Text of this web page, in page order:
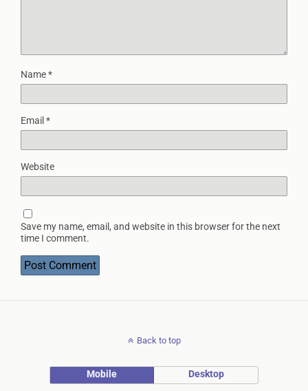
Name*
Email*
Website
Save my name, email, and website in this browser for the next
time I comment.
Back to top
Mobile Desktop